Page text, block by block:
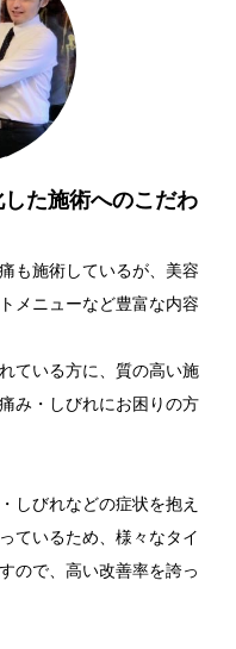
た施術へのこだわ
も施術しているが、美容
メニューなど豊富な内容
ている方に、質の高い施
み・しびれにお困りの方
しびれなどの症状を抱え
ているため、様々なタイ
ので、高い改善率を誇っ